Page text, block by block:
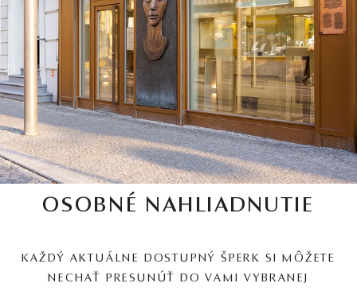
OSOBNÉ NAHLIADNUTIE
KAŽDÝ AKTUÁLNE DOSTUPNÝ ŠPERK SI MÔŽETE
NECHAŤ PRESUNÚŤ DO VAMI VYBRANEJ